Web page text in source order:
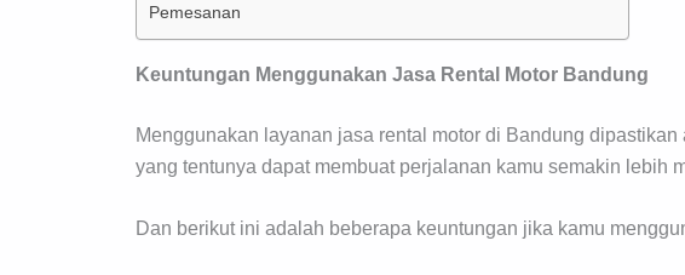
Pemesanan
Keuntungan Menggunakan Jasa Rental Motor Bandung
Menggunakan layanan jasa rental motor di Bandung
yang tentunya dapat membuat perjalanan kamu semakin lebih
Dan berikut ini adalah beberapa keuntungan jika kamu